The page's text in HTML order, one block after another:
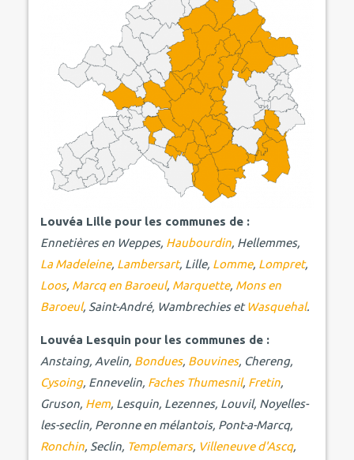
Louvéa Lille pour les communes de :
Ennetières en Weppes, Haubourdin, Hellemmes,
La Madeleine, Lambersart, Lille, Lomme, Lompret,
Loos, Marcq en Baroeul, Marquette, Mons en
Baroeul, Saint-André, Wambrechies etWasquehal.
Louvéa Lesquin pour les communes de :
Anstaing, Avelin, Bondues, Bouvines, Chereng,
Cysoing, Ennevelin, Faches Thumesnil, Fretin,
Gruson, Hem, Lesquin, Lezennes, Louvil, Noyelles-
les-seclin, Peronne en mélantois, Pont-a-Marcq,
Ronchin, Seclin, Templemars, Villeneuve d'Ascq,